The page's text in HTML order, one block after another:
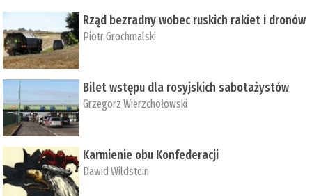
Rząd bezradny wobec ruskich rakiet i dronów
Piotr Grochmalski
Bilet wstępu dla rosyjskich sabotażystów
Grzegorz Wierzchołowski
Karmienie obu Konfederacji
Dawid Wildstein